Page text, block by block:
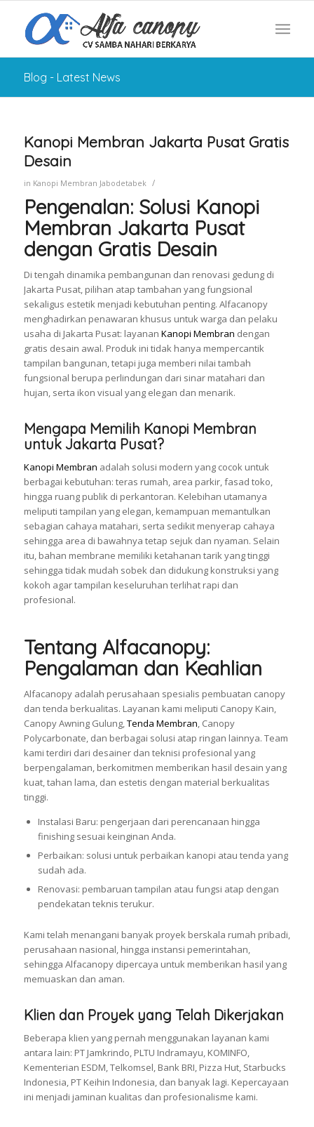
Blog - Latest News
Kanopi Membran Jakarta Pusat Gratis
Desain
in Kanopi Membran Jabodetabek /
Pengenalan: Solusi Kanopi
Membran Jakarta Pusat
dengan Gratis Desain
Di tengah dinamika pembangunan dan renovasi gedung di
Jakarta Pusat, pilihan atap tambahan yang fungsional
sekaligus estetik menjadi kebutuhan penting. Alfacanopy
menghadirkan penawaran khusus untuk warga dan pelaku
usaha di Jakarta Pusat: layanan Kanopi Membran dengan
gratis desain awal. Produk ini tidak hanya mempercantik
tampilan bangunan, tetapi juga memberi nilai tambah
fungsional berupa perlindungan dari sinar matahari dan
hujan, serta ikon visual yang elegan dan menarik.
Mengapa Memilih Kanopi Membran
untuk Jakarta Pusat?
Kanopi Membran adalah solusi modern yang cocok untuk
berbagai kebutuhan: teras rumah, area parkir, fasad toko,
hingga ruang publik di perkantoran. Kelebihan utamanya
meliputi tampilan yang elegan, kemampuan memantulkan
sebagian cahaya matahari, serta sedikit menyerap cahaya
sehingga area di bawahnya tetap sejuk dan nyaman. Selain
itu, bahan membrane memiliki ketahanan tarik yang tinggi
sehingga tidak mudah sobek dan didukung konstruksi yang
kokoh agar tampilan keseluruhan terlihat rapi dan
profesional.
Tentang Alfacanopy:
Pengalaman dan Keahlian
Alfacanopy adalah perusahaan spesialis pembuatan canopy
dan tenda berkualitas. Layanan kami meliputi Canopy Kain,
Canopy Awning Gulung,Tenda Membran, Canopy
Polycarbonate, dan berbagai solusi atap ringan lainnya. Team
kami terdiri dari desainer dan teknisi profesional yang
berpengalaman, berkomitmen memberikan hasil desain yang
kuat, tahan lama, dan estetis dengan material berkualitas
tinggi.
Instalasi Baru: pengerjaan dari perencanaan hingga
finishing sesuai keinginan Anda.
Perbaikan: solusi untuk perbaikan kanopi atau tenda yang
sudah ada.
Renovasi: pembaruan tampilan atau fungsi atap dengan
pendekatan teknis terukur.
Kami telah menangani banyak proyek berskala rumah pribadi,
perusahaan nasional, hingga instansi pemerintahan,
sehingga Alfacanopy dipercaya untuk memberikan hasil yang
memuaskan dan aman.
Klien dan Proyek yang Telah Dikerjakan
Beberapa klien yang pernah menggunakan layanan kami
antara lain: PT Jamkrindo, PLTU Indramayu, KOMINFO,
Kementerian ESDM, Telkomsel, Bank BRI, Pizza Hut, Starbucks
Indonesia, PT Keihin Indonesia, dan banyak lagi. Kepercayaan
ini menjadi jaminan kualitas dan profesionalisme kami.